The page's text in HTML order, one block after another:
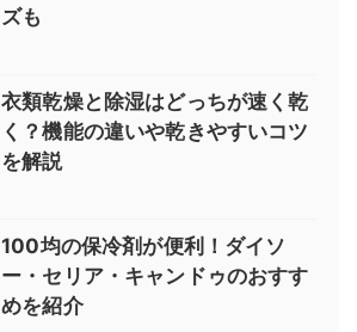
ズも
衣類乾燥と除湿はどっちが速く乾
く？機能の違いや乾きやすいコツ
を解説
100均の保冷剤が便利！ダイソ
ー・セリア・キャンドゥのおすす
めを紹介